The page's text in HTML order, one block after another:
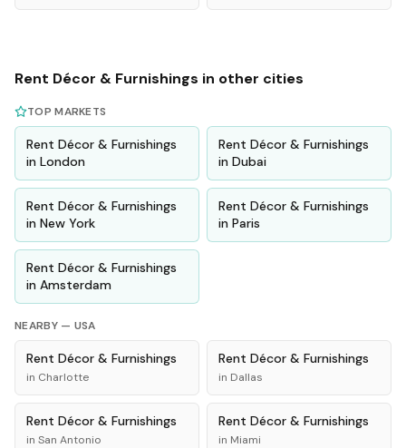
Rent Décor & Furnishings in other cities
TOP MARKETS
Rent Décor & Furnishings
in London
Rent Décor & Furnishings
in Dubai
Rent Décor & Furnishings
in New York
Rent Décor & Furnishings
in Paris
Rent Décor & Furnishings
in Amsterdam
NEARBY — USA
Rent Décor & Furnishings
in Charlotte
Rent Décor & Furnishings
in Dallas
Rent Décor & Furnishings
in San Antonio
Rent Décor & Furnishings
in Miami